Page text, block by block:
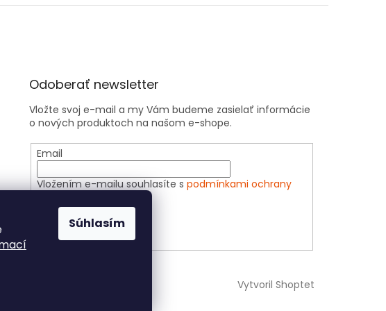
Súhlasím
Odoberať newsletter
Vložte svoj e-mail a my Vám budeme zasielať informácie
o nových produktoch na našom e-shope.
Email
Vložením e-mailu souhlasíte spodmínkami ochrany
PRIHLÁSIŤ SA
Vytvoril Shoptet